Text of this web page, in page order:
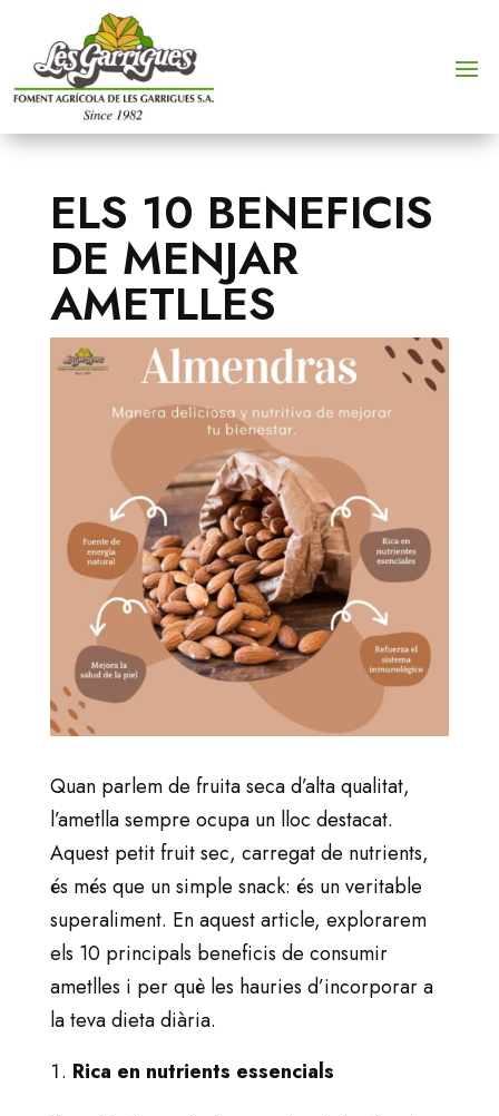
ELS 10 BENEFICIS
DE MENJAR
AMETLLES
Quan parlem de fruita seca d’alta qualitat,
l’ametlla sempre ocupa un lloc destacat.
Aquest petit fruit sec, carregat de nutrients,
és més que un simple snack: és un veritable
superaliment. En aquest article, explorarem
els 10 principals beneficis de consumir
ametlles i per què les hauries d’incorporar a
la teva dieta diària.
Rica en nutrients essencials